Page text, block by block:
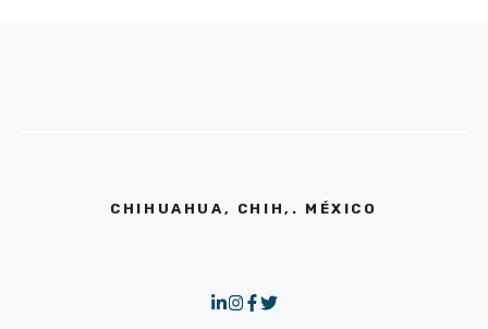
CHIHUAHUA, CHIH,. MÉXICO